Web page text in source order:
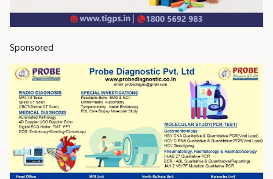
Sponsored